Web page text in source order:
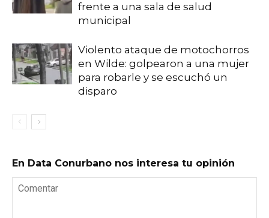
frente a una sala de salud
municipal
Violento ataque de motochorros
en Wilde: golpearon a una mujer
para robarle y se escuchó un
disparo
En Data Conurbano nos interesa tu opinión